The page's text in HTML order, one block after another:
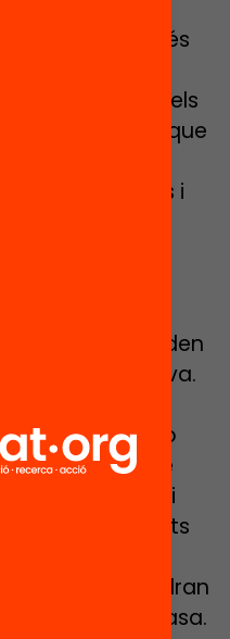
Aprendre és
social i
en joc tots els
per tant, que
nostres infants i
i malalties;
part dels seus
etcètera de
que no es poden
tasca educativa.
principal
ha de ser no
El perill de
directa ni
continguts
joves i
altres- no podran
confinats a casa.